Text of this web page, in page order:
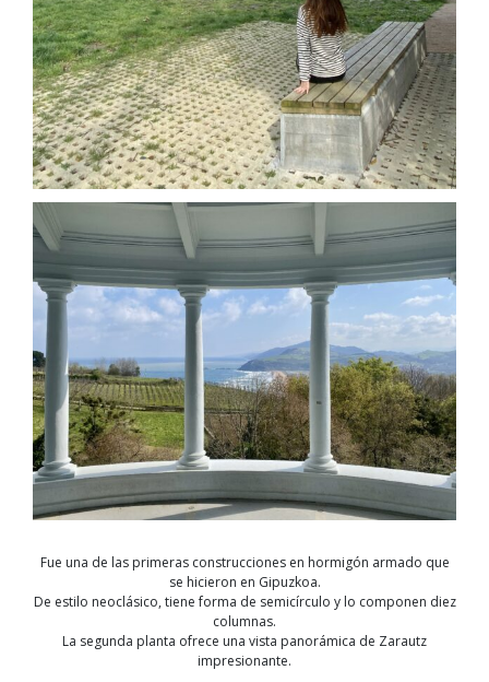
Fue una de las primeras construcciones en hormigón armado que
se hicieron en Gipuzkoa.
De estilo neoclásico, tiene forma de semicírculo y lo componen diez
columnas.
La segunda planta ofrece una vista panorámica de Zarautz
impresionante.